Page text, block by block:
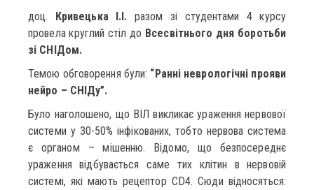
доц. Кривецька І.І. разом зі студентами 4 курсу
провела круглий стіл до Всесвітнього дня боротьби
зі СНІДом.
Темою обговорення були: “Ранні неврологічні прояви
нейро – СНІДу”.
Було наголошено, що ВІЛ викликає ураження нервової
системи у 30-50% інфікованих, тобто нервова система
є органом – мішенню. Відомо, що безпосереднє
ураження відбувається саме тих клітин в нервовій
системі, які мають рецептор CD4. Сюди відносяться: